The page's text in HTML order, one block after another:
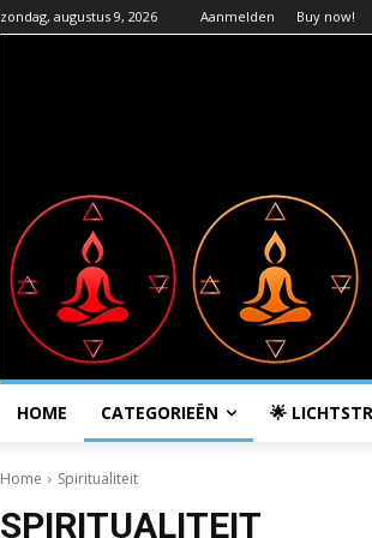
zondag, augustus 9, 2026 Aanmelden Buy now!
HOME CATEGORIEËN 🌟
Home Spiritualiteit
SPIRITUALITEIT